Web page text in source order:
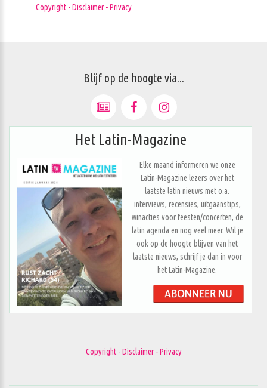
Copyright - Disclaimer - Privacy
Blijf op de hoogte via...
Het Latin-Magazine
Elke maand informeren we onze
Latin-Magazine lezers over het
laatste latin nieuws met o.a.
interviews, recensies, uitgaanstips,
winacties voor feesten/concerten, de
latin agenda en nog veel meer. Wil je
ook op de hoogte blijven van het
laatste nieuws, schrijf je dan in voor
het Latin-Magazine.
Copyright - Disclaimer - Privacy